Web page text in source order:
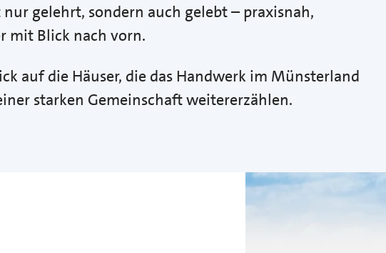
gelehrt, sondern auch gelebt – praxisnah,
mit Blick nach vorn.
auf die Häuser, die das Handwerk im Münsterland
starken Gemeinschaft weitererzählen.